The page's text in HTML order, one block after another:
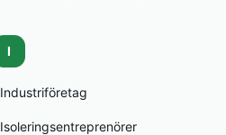
I
Industriföretag
Isoleringsentreprenörer